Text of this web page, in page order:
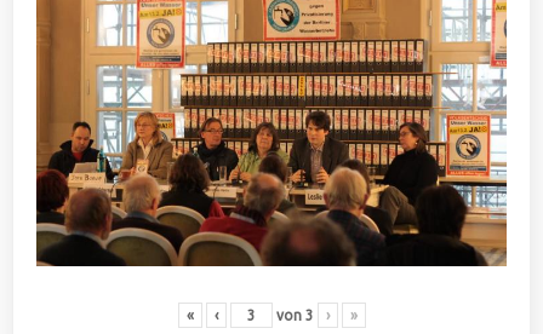
« ‹ von 3 › »